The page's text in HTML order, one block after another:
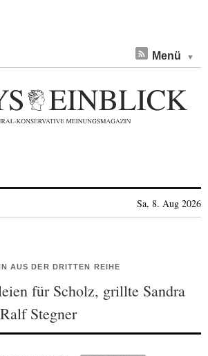
Menü
Sa, 8. Aug 2026
AUS DER DRITTEN REIHE
für Scholz, grillte Sandra
Stegner